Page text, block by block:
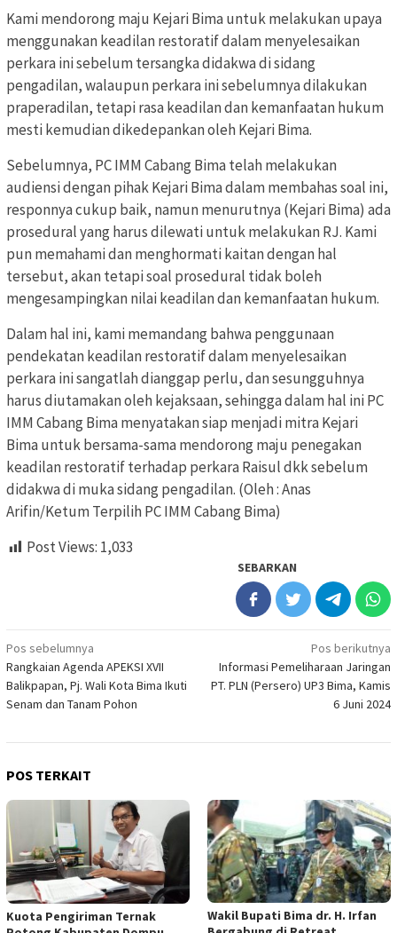
Kami mendorong maju Kejari Bima untuk melakukan upaya
menggunakan keadilan restoratif dalam menyelesaikan
perkara ini sebelum tersangka didakwa di sidang
pengadilan, walaupun perkara ini sebelumnya dilakukan
praperadilan, tetapi rasa keadilan dan kemanfaatan hukum
mesti kemudian dikedepankan oleh Kejari Bima.
Sebelumnya, PC IMM Cabang Bima telah melakukan
audiensi dengan pihak Kejari Bima dalam membahas soal ini,
responnya cukup baik, namun menurutnya (Kejari Bima) ada
prosedural yang harus dilewati untuk melakukan RJ. Kami
pun memahami dan menghormati kaitan dengan hal
tersebut, akan tetapi soal prosedural tidak boleh
mengesampingkan nilai keadilan dan kemanfaatan hukum.
Dalam hal ini, kami memandang bahwa penggunaan
pendekatan keadilan restoratif dalam menyelesaikan
perkara ini sangatlah dianggap perlu, dan sesungguhnya
harus diutamakan oleh kejaksaan, sehingga dalam hal ini PC
IMM Cabang Bima menyatakan siap menjadi mitra Kejari
Bima untuk bersama-sama mendorong maju penegakan
keadilan restoratif terhadap perkara Raisul dkk sebelum
didakwa di muka sidang pengadilan. (Oleh : Anas
Arifin/Ketum Terpilih PC IMM Cabang Bima)
Post Views: 1,033
SEBARKAN
Navigasi
pos
Pos sebelumnya
Rangkaian Agenda APEKSI XVII
Balikpapan, Pj. Wali Kota Bima Ikuti
Senam dan Tanam Pohon
Pos berikutnya
Informasi Pemeliharaan Jaringan
PT. PLN (Persero) UP3 Bima, Kamis
6 Juni 2024
POS TERKAIT
Kuota Pengiriman Ternak
Wakil Bupati Bima dr. H. Irfan